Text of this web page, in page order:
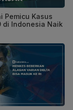
Pemicu Kasus
di Indonesia Naik